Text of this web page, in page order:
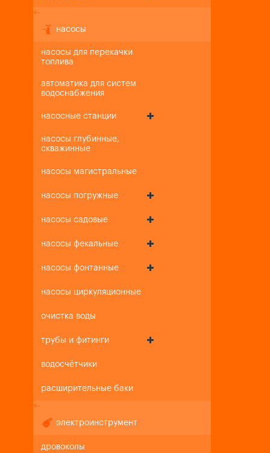
+-
насосы
насосы для перекачки
топлива
автоматика для систем
водоснабжения
насосные станции
насосы глубинные,
скважинные
насосы магистральные
насосы погружные
насосы садовые
насосы фекальные
насосы фонтанные
насосы циркуляционные
очистка воды
трубы и фитинги
водосчётчики
расширительные баки
+-
электроинструмент
дровоколы